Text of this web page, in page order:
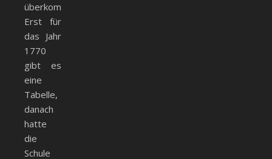
überkommen.
Erst für
das Jahr
1770
gibt es
eine
Tabelle,
danach
hatte
die
Schule